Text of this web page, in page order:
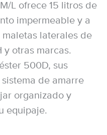
L ofrece 15 litros de
impermeable y a
laterales de
y otras marcas.
500D, sus
de amarre
organizado y
equipaje.